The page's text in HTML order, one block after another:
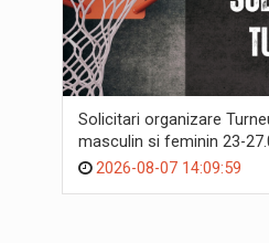
Solicitari organizare
masculin si feminin 23-
2026-08-07 14:09:59